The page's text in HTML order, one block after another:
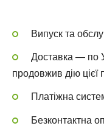
Випуск та
Доставка — по
продовжив дію цієї
Платіжна
Безконтактна